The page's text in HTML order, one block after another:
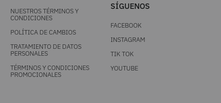
NUESTROS TÉRMINOS Y
CONDICIONES
POLÍTICA DE CAMBIOS
TRATAMIENTO DE DATOS
PERSONALES
TÉRMINOS Y CONDICIONES
PROMOCIONALES
SÍGUENOS
FACEBOOK
INSTAGRAM
TIK TOK
YOUTUBE